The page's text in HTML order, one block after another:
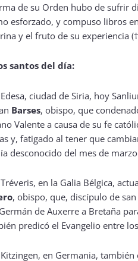
de su Orden hubo de sufrir
esforzado, y compuso libros
y el fruto de su experiencia
santos del día:
Edesa, ciudad de Siria, hoy
Barses, obispo, que
Valente a causa de su fe
y, fatigado al tener que
desconocido del mes de
en la Galia Bélgica,
, obispo, que, discípulo de
de Auxerre a Bretaña
predicó el Evangelio entre
Kitzingen, en Germania,